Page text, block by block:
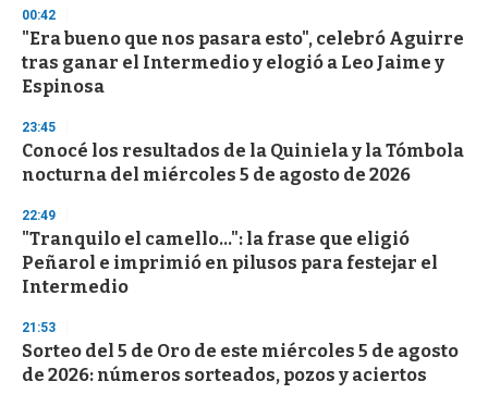
d
s
00:42
"Era bueno que nos pasara esto", celebró Aguirre
tras ganar el Intermedio y elogió a Leo Jaime y
Espinosa
23:45
Conocé los resultados de la Quiniela y la Tómbola
nocturna del miércoles 5 de agosto de 2026
22:49
"Tranquilo el camello...": la frase que eligió
Peñarol e imprimió en pilusos para festejar el
Intermedio
21:53
Sorteo del 5 de Oro de este miércoles 5 de agosto
de 2026: números sorteados, pozos y aciertos